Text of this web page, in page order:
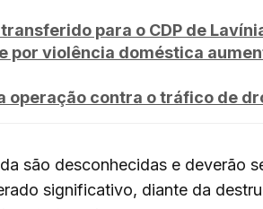
para o CDP de
por violência doméstica
operação contra o tráfico de
são desconhecidas e deverão
significativo, diante da